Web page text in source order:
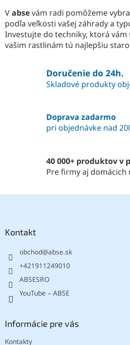
Vabsevám radi pomôžeme
podľa veľkosti vašej záhrady a
Investujte do techniky, ktorá vám
vašim rastlinám tú najlepšiu
Doručenie do 24h.
Skladové produkty
Doprava zadarmo
pri objednávke nad
40 000+ produktov v
Pre firmy aj domácich
Kontakt
obchod@abse.sk
+421911249010
ABSESRO
YouTube – ABSE
Informácie pre vás
Kontakty